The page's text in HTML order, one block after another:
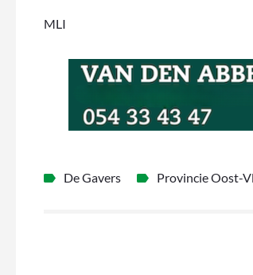
MLI
De Gavers Provincie Oost-